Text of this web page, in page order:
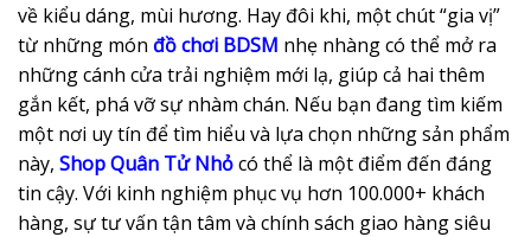
về kiểu dáng, mùi hương. Hay đôi khi, một chút “gia vị”
từ những món đồ chơi BDSM nhẹ nhàng có thể mở ra
những cánh cửa trải nghiệm mới lạ, giúp cả hai thêm
gắn kết, phá vỡ sự nhàm chán. Nếu bạn đang tìm kiếm
một nơi uy tín để tìm hiểu và lựa chọn những sản phẩm
này, Shop Quân Tử Nhỏcó thể là một điểm đến đáng
tin cậy. Với kinh nghiệm phục vụ hơn 100.000+ khách
hàng, sự tư vấn tận tâm và chính sách giao hàng siêu